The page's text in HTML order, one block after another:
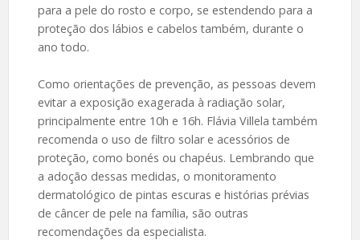
para a pele do rosto e corpo, se estendendo para a
proteção dos lábios e cabelos também, durante o
ano todo.
Como orientações de prevenção, as pessoas devem
evitar a exposição exagerada à radiação solar,
principalmente entre 10h e 16h. Flávia Villela também
recomenda o uso de filtro solar e acessórios de
proteção, como bonés ou chapéus. Lembrando que
a adoção dessas medidas, o monitoramento
dermatológico de pintas escuras e histórias prévias
de câncer de pele na família, são outras
recomendações da especialista.